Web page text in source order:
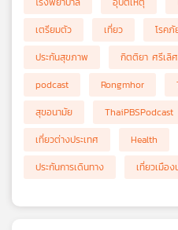
เตรียมตัว
เที่ยว โรคภั
ประกันสุขภาพ
กิตติยา ศรีเลิ
podcast
Rongmhor
สุขอนามัย
ThaiPBSPodcast
เที่ยวต่างประเทศ
Health
ประกันการเดินทาง
เที่ยวเมือ